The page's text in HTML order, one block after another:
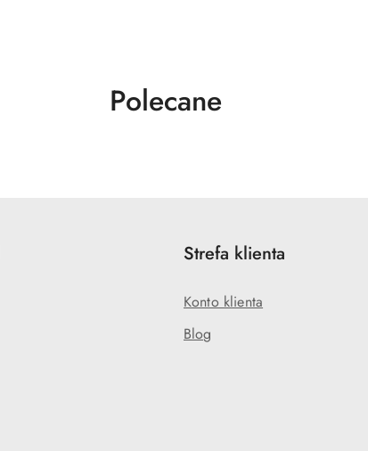
Produkty
Polecane
Strefa klienta
Konto klienta
Blog